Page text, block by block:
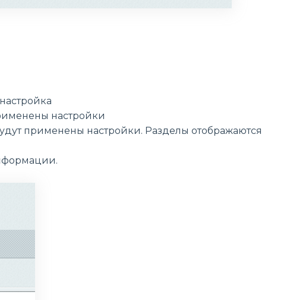
настройки
применены настройки. Разделы отображаются